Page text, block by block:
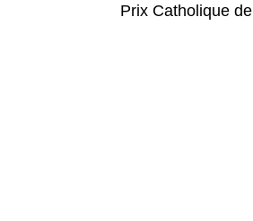
Prix Catholique